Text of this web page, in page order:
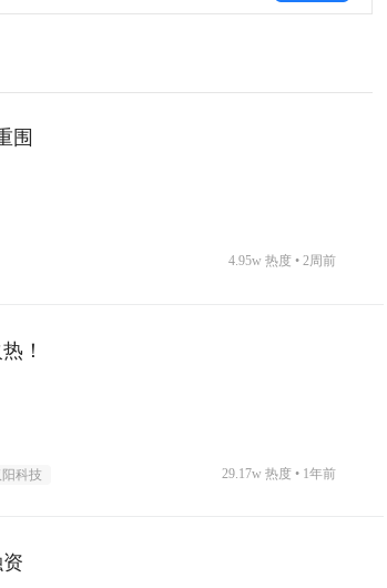
围
2周前
4.95w 热度 •
！
科技 1年前
29.17w 热度 •